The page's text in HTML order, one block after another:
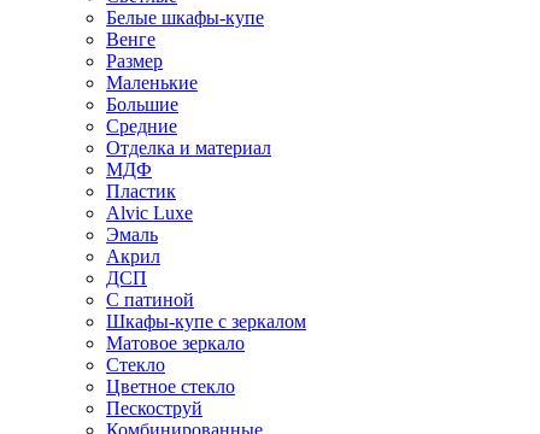
Белые шкафы-купе
Венге
Размер
Маленькие
Большие
Средние
Отделка и материал
МДФ
Пластик
Alvic Luxe
Эмаль
Акрил
ДСП
С патиной
Шкафы-купе с зеркалом
Матовое зеркало
Стекло
Цветное стекло
Пескоструй
Комбинированные